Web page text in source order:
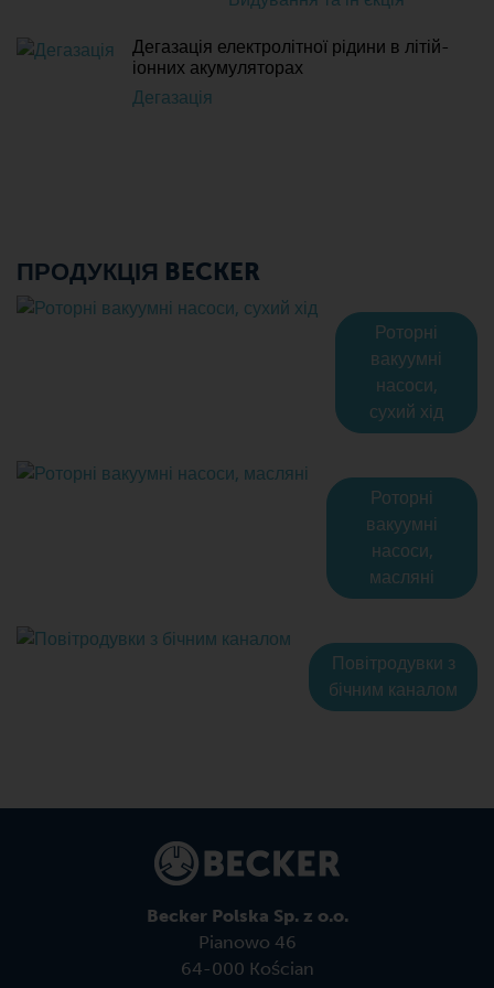
Дегазація електролітної рідини в літій-
іонних акумуляторах
Дегазація
ПРОДУКЦІЯ BECKER
Роторні
вакуумні
насоси,
сухий хід
Роторні
вакуумні
насоси,
масляні
Повітродувки з
бічним каналом
Becker Polska Sp. z o.o.
Pianowo 46
64-000 Kościan